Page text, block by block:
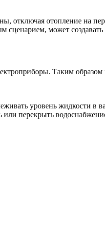
отопление на
сценарием, может
Таким
уровень жидкости в
или перекрыть